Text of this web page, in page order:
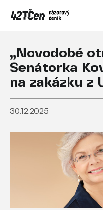
„Novodobé
Senátorka
na zakázku z
30.12.2025